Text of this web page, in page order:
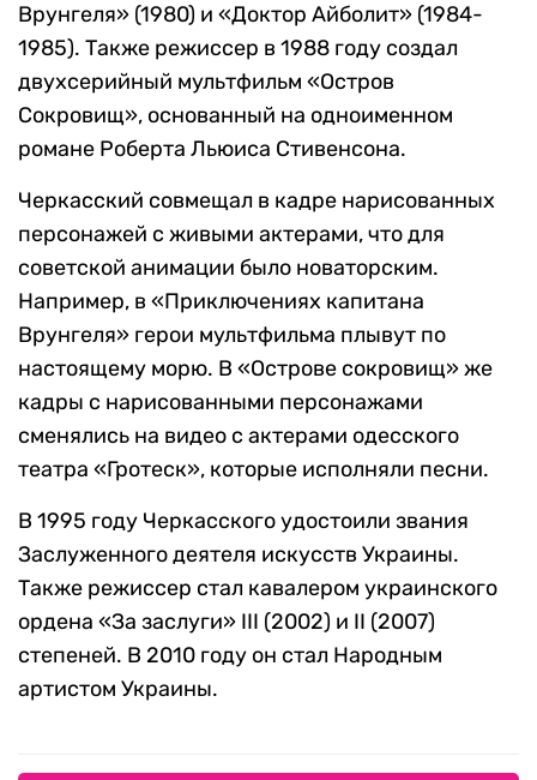
Врунгеля» (1980) и «Доктор Айболит» (1984-
1985). Также режиссер в 1988 году создал
двухсерийный мультфильм «Остров
Сокровищ», основанный на одноименном
романе Роберта Льюиса Стивенсона.
Черкасский совмещал в кадре нарисованных
персонажей с живыми актерами, что для
советской анимации было новаторским.
Например, в «Приключениях капитана
Врунгеля» герои мультфильма плывут по
настоящему морю. В «Острове сокровищ» же
кадры с нарисованными персонажами
сменялись на видео с актерами одесского
театра «Гротеск», которые исполняли песни.
В 1995 году Черкасского удостоили звания
Заслуженного деятеля искусств Украины.
Также режиссер стал кавалером украинского
ордена «За заслуги» III (2002) и II (2007)
степеней. В 2010 году он стал Народным
артистом Украины.